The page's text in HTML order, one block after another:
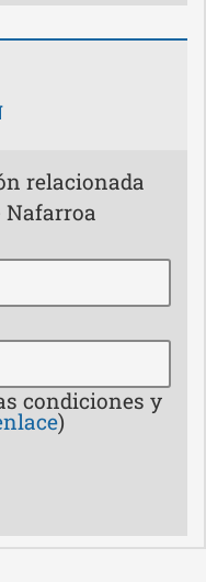
relacionada
Nafarroa
condiciones y
)